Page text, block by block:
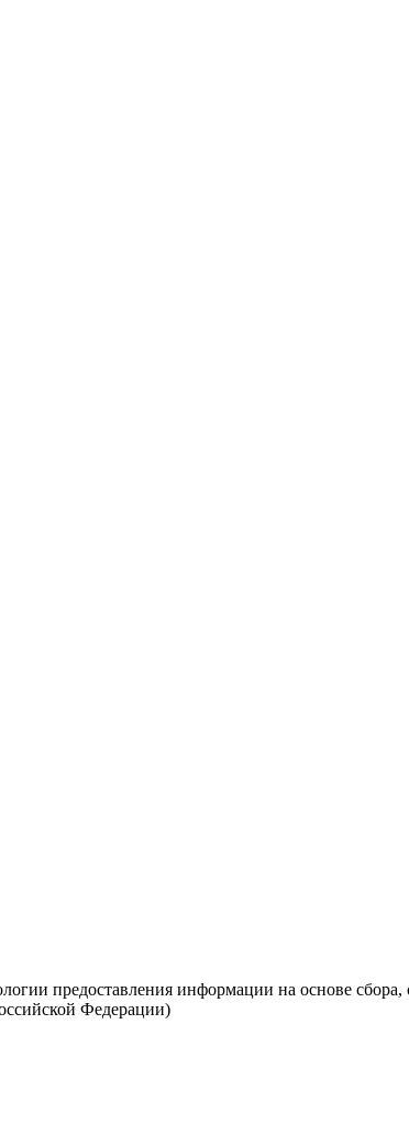
предоставления информации на основе сбора,
Федерации)